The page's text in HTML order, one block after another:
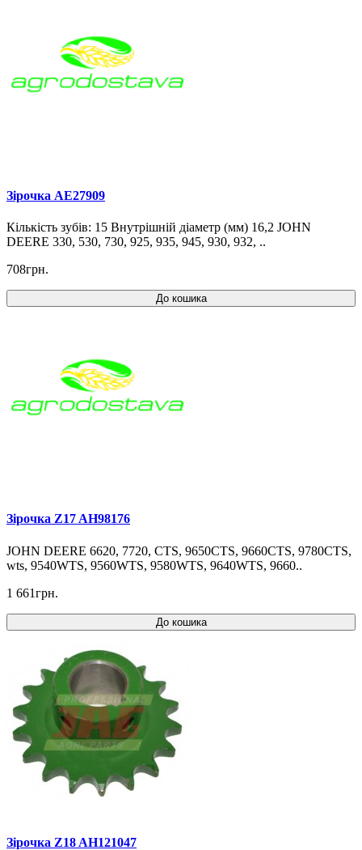
Зірочка AE27909
Кількість зубів: 15 Внутрішній діаметр (мм) 16,2 JOHN
DEERE 330, 530, 730, 925, 935, 945, 930, 932, ..
708грн.
До кошика
Зірочка Z17 AH98176
JOHN DEERE 6620, 7720, CTS, 9650CTS, 9660CTS, 9780CTS,
wts, 9540WTS, 9560WTS, 9580WTS, 9640WTS, 9660..
1 661грн.
До кошика
Зірочка Z18 AH121047